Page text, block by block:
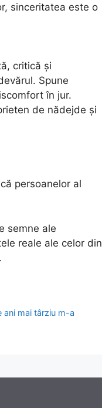
sinceritatea este o
critică și
Spune
în jur.
de nădejde și
persoanelor al
semne ale
reale ale celor din
ani mai târziu m-a